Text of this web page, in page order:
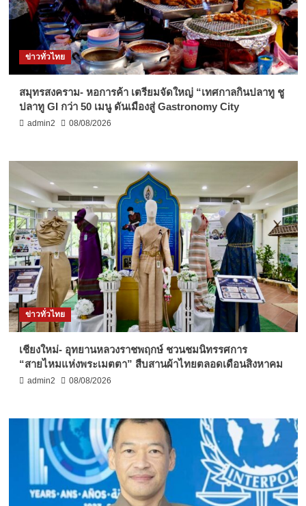
ข่าวทั่วไทย
สมุทรสงคราม- หอการค้า เตรียมจัดใหญ่ “เทศกาลกินปลาทู ชู
ปลาทู GI กว่า 50 เมนู ดันเมืองสู่ Gastronomy City
admin2 08/08/2026
ข่าวทั่วไทย
เชียงใหม่- อุทยานหลวงราชพฤกษ์ ชวนชมนิทรรศการ
“สายไหมแห่งพระเมตตา” สืบสานผ้าไทยตลอดเดือนสิงหาคม
admin2 08/08/2026